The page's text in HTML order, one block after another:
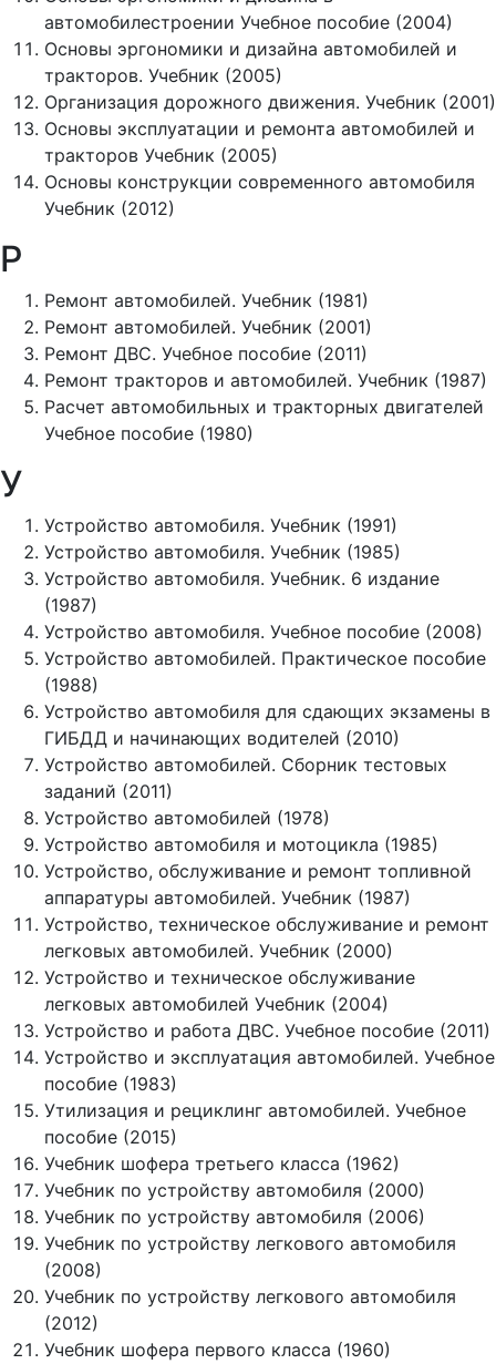
автомобилестроении Учебное пособие (2004)
Основы эргономики и дизайна автомобилей и
тракторов. Учебник (2005)
Организация дорожного движения. Учебник (2001)
Основы эксплуатации и ремонта автомобилей и
тракторов Учебник (2005)
Основы конструкции современного автомобиля
Учебник (2012)
Р
Ремонт автомобилей. Учебник (1981)
Ремонт автомобилей. Учебник (2001)
Ремонт ДВС. Учебное пособие (2011)
Ремонт тракторов и автомобилей. Учебник (1987)
Расчет автомобильных и тракторных двигателей
Учебное пособие (1980)
У
Устройство автомобиля. Учебник (1991)
Устройство автомобиля. Учебник (1985)
Устройство автомобиля. Учебник. 6 издание
(1987)
Устройство автомобиля. Учебное пособие (2008)
Устройство автомобилей. Практическое пособие
(1988)
Устройство автомобиля для сдающих экзамены в
ГИБДД и начинающих водителей (2010)
Устройство автомобилей. Сборник тестовых
заданий (2011)
Устройство автомобилей (1978)
Устройство автомобиля и мотоцикла (1985)
Устройство, обслуживание и ремонт топливной
аппаратуры автомобилей. Учебник (1987)
Устройство, техническое обслуживание и ремонт
легковых автомобилей. Учебник (2000)
Устройство и техническое обслуживание
легковых автомобилей Учебник (2004)
Устройство и работа ДВС. Учебное пособие (2011)
Устройство и эксплуатация автомобилей. Учебное
пособие (1983)
Утилизация и рециклинг автомобилей. Учебное
пособие (2015)
Учебник шофера третьего класса (1962)
Учебник по устройству автомобиля (2000)
Учебник по устройству автомобиля (2006)
Учебник по устройству легкового автомобиля
(2008)
Учебник по устройству легкового автомобиля
(2012)
Учебник шофера первого класса (1960)